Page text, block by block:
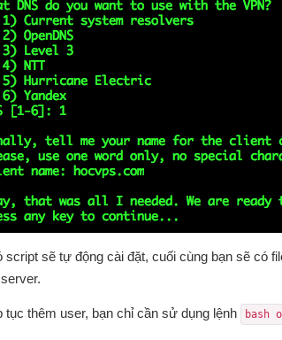
script sẽ tự động cài đặt, cuối cùng bạn sẽ có
tục thêm user, bạn chỉ cần sử dụng lệnh bash